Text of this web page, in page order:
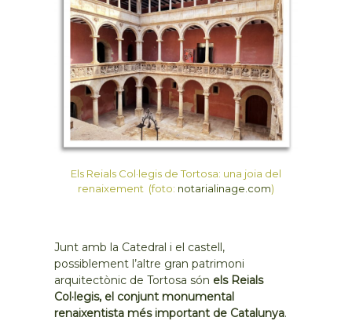
Els Reials Col·legis de Tortosa: una joia del
renaixement (foto: notarialinage.com)
Junt amb la Catedral i el castell,
possiblement l’altre gran patrimoni
arquitectònic de Tortosa són els Reials
Col·legis, el conjunt monumental
renaixentista més important de Catalunya.